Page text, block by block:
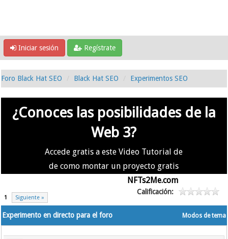
Iniciar sesión Regístrate
Foro Black Hat SEO Black Hat SEO Experimentos SEO
¿Conoces las posibilidades de la
Web 3?
Accede gratis a este Video Tutorial de
de como montar un proyecto gratis
NFTs2Me.com
1 Siguiente »
Calificación:
Modos de tema
Experimento en directo para el foro